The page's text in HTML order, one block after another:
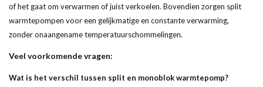
of het gaat om verwarmen of juist verkoelen. Bovendien zorgen split
warmtepompen voor een gelijkmatige en constante verwarming,
zonder onaangename temperatuurschommelingen.
Veel voorkomende vragen:
Wat is het verschil tussen split en monoblok warmtepomp?